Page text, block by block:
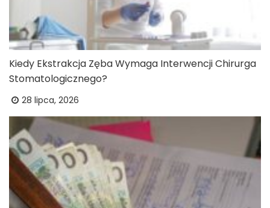
Kiedy Ekstrakcja Zęba Wymaga Interwencji Chirurga
Stomatologicznego?
28 lipca, 2026